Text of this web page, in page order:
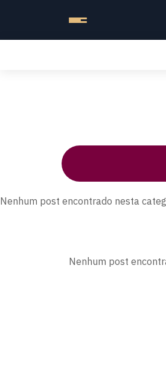
Nenhum post encontrado nesta
Nenhum post